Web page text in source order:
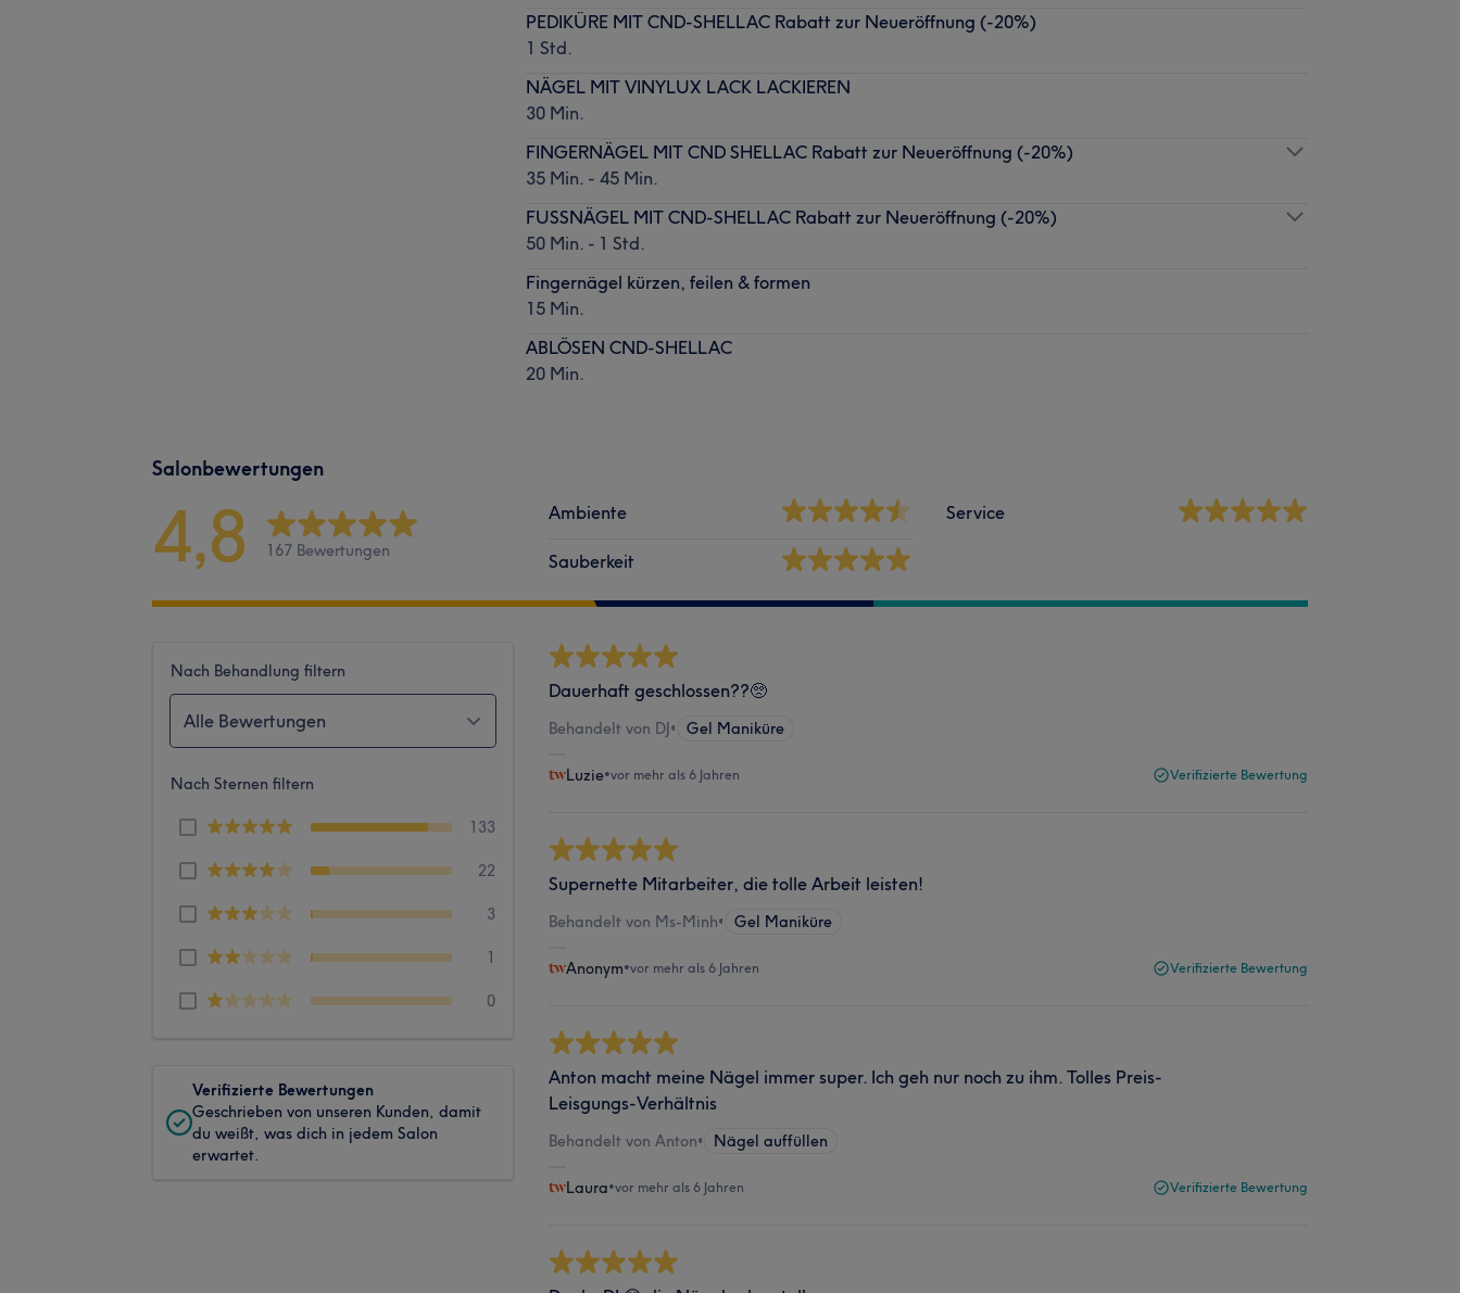
PEDIKÜRE MIT CND-SHELLAC Rabatt zur Neueröffnung (-20%)
1 Std.
NÄGEL MIT VINYLUX LACK LACKIEREN
30 Min.
FINGERNÄGEL MIT CND SHELLAC Rabatt zur Neueröffnung (-20%)
35 Min. - 45 Min.
FUSSNÄGEL MIT CND-SHELLAC Rabatt zur Neueröffnung (-20%)
50 Min. - 1 Std.
Fingernägel kürzen, feilen & formen
15 Min.
ABLÖSEN CND-SHELLAC
20 Min.
Salonbewertungen
4,8 167 Bewertungen
Ambiente
Sauberkeit
Service
Nach Behandlung filtern
Alle Bewertungen
Nach Sternen filtern
133
22
3
1
0
Verifizierte Bewertungen
Geschrieben von unseren Kunden, damit
du weißt, was dich in jedem Salon
erwartet.
Dauerhaft geschlossen??🥺
Behandelt von DJ• Gel Maniküre
Luzie•vor mehr als 6 Jahren Verifizierte Bewertung
Supernette Mitarbeiter, die tolle Arbeit leisten!
Behandelt von Ms-Minh• Gel Maniküre
Anonym•vor mehr als 6 Jahren Verifizierte Bewertung
Anton macht meine Nägel immer super. Ich geh nur noch zu ihm. Tolles Preis-
Leisgungs-Verhältnis
Behandelt von Anton• Nägel auffüllen
Laura•vor mehr als 6 Jahren Verifizierte Bewertung